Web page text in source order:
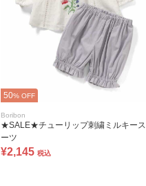
50% OFF
Boribon
★SALE★チューリップ刺繍ミルキース
ーツ
¥2,145 税込